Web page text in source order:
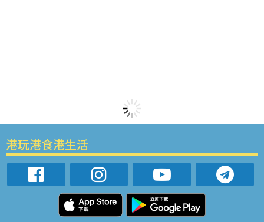
港玩港食港生活